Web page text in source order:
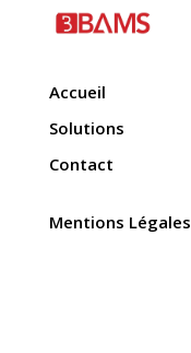
Accueil
Solutions
Contact
Mentions Légales